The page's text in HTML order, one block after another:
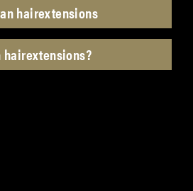
hairextensions
hairextensions?